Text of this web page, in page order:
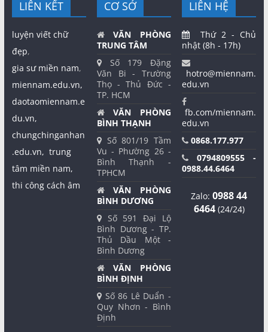
LIÊN KẾT
luyện viết chữ
đẹp,
gia sư miền nam,
miennam.edu.vn,
daotaomiennam.e
du.vn,
chungchinganhan
.edu.vn, trung
tâm miền nam,
thi công cách âm
CƠ SỞ
VĂN PHÒNG
TRUNG TÂM
Số 179 Đặng
Văn Bi - Trường
Thọ - Thủ Đức -
TP. HCM
VĂN PHÒNG
BÌNH THẠNH
Số 801/19 Tầm
Vu - Phường 26 -
Bình Thạnh -
TPHCM
VĂN PHÒNG
BÌNH DƯƠNG
Số 591 Đại Lộ
Bình Dương - TP.
Thủ Dầu Một -
Bình Dương
VĂN PHÒNG
BÌNH ĐỊNH
Số 86 Lê Duẩn -
Quy Nhơn - Bình
Định
LIÊN HỆ
Thứ 2 - Chủ
nhật (8h - 17h)
hotro@miennam.
edu.vn
fb.com/miennam.
edu.vn
0868.177.977
0794809555 -
0988.44.6464
Zalo:0988 44
6464(24/24)